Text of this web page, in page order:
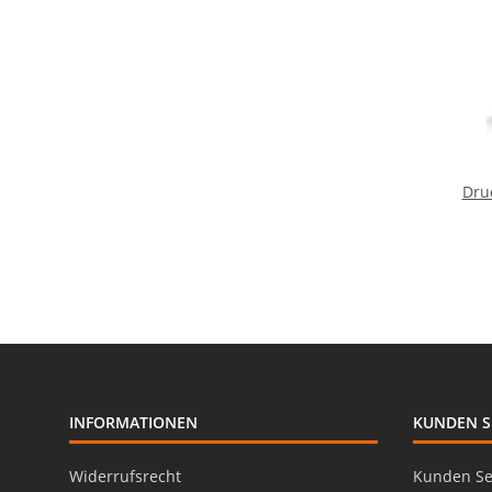
INFORMATIONEN
Widerrufsrecht
KUNDEN
Kunden